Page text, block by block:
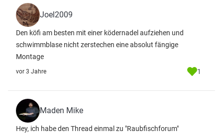
Joel2009
Den köfi am besten mit einer ködernadel aufziehen und
schwimmblase nicht zerstechen eine absolut fängige
Montage
vor 3 Jahre 1
Maden Mike
Hey, ich habe den Thread einmal zu "Raubfischforum"